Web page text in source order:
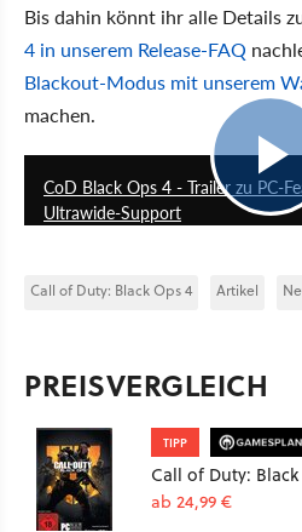
Bis dahin könnt ihr alle Details
4 in unserem Release-FAQ
Blackout-Modus mit unserem
machen.
CoD Black Ops 4 - Trailer zu PC-
Ultrawide-Support
Call of Duty: Black Ops 4 Artikel
PREISVERGLEICH
TIPP
Call of Duty:
ab 24,99 €